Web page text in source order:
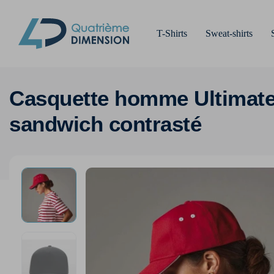
T-Shirts Sweat-shirts
Casquette homme
sandwich contrasté